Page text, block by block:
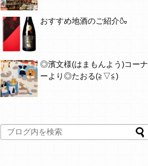
おすすめ地酒のご紹介🍶
◎濱文様(はまもんよう)コーナ
ーより◎たおる(≧▽≦)